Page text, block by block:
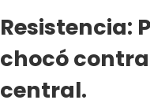
Resistencia:
chocó
central.